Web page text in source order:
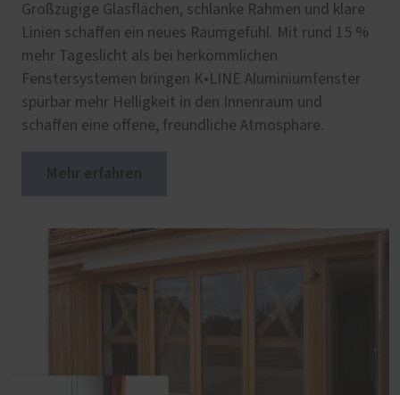
Großzügige Glasflächen, schlanke Rahmen und klare
Linien schaffen ein neues Raumgefühl. Mit rund 15 %
mehr Tageslicht als bei herkömmlichen
Fenstersystemen bringen K•LINE Aluminiumfenster
spürbar mehr Helligkeit in den Innenraum und
schaffen eine offene, freundliche Atmosphäre.